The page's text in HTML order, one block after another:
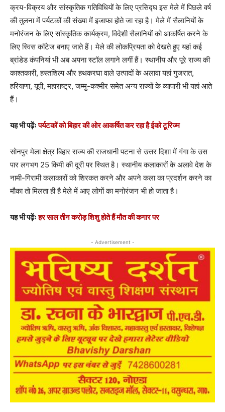
क्रय-विक्रय और सांस्कृतिक गतिविधियों के लिए प्रसिद्घ इस मेले में पिछले वर्ष
की तुलना में पर्यटकों की संख्या में इजाफा होते जा रहा है। मेले में सैलानियों के
मनोरंजन के लिए सांस्कृतिक कार्यक्रम, विदेशी सैलानियों को आकर्षित करने के
लिए स्विस कॉटेज बनाए जाते हैं। मेले की लोकप्रियता को देखते हुए यहां कई
ब्रांडेड कंपनियां भी अब अपना स्टॉल लगाने लगीं हैं। स्थानीय और पूरे राज्य की
काश्तकारी, हस्तशिल्प और हथकरघा वाले उत्पादों के अलावा यहां गुजरात,
हरियाणा, यूपी, महाराष्ट्र, जम्मु-कश्मीर समेत अन्य राज्यों के व्यापारी भी यहां आते
हैं।
यह भी पढ़ेंःपर्यटकों को बिहार की ओर आकर्षित कर रहा है ईको टूरिज्म
सोनपुर मेला क्षेत्र बिहार राज्य की राजधानी पटना से उत्तर दिशा में गंगा के उस
पार लगभग 25 किमी की दूरी पर स्थित है। स्थानीय कलाकारों के अलावे देश के
नामी-गिरामी कलाकारों को शिरकत करने और अपने कला का प्रदर्शन करने का
मौका तो मिलता ही है मेले में आए लोगों का मनोरंजन भी हो जाता है।
यह भी पढ़ेंःहर साल तीन करोड़ शिशु होते हैं मौत की कगार पर
- Advertisement -